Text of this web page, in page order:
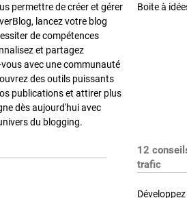
permettre de créer et gérer
lancez votre blog
de compétences
et partagez
avec une communauté
des outils puissants
publications et attirer plus
dès aujourd'hui avec
du blogging.
Boite à
12
trafic